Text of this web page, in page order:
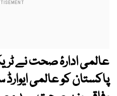
عالمی ادارۂ صحت نے
پاکستان کو عالمی ایوارڈ